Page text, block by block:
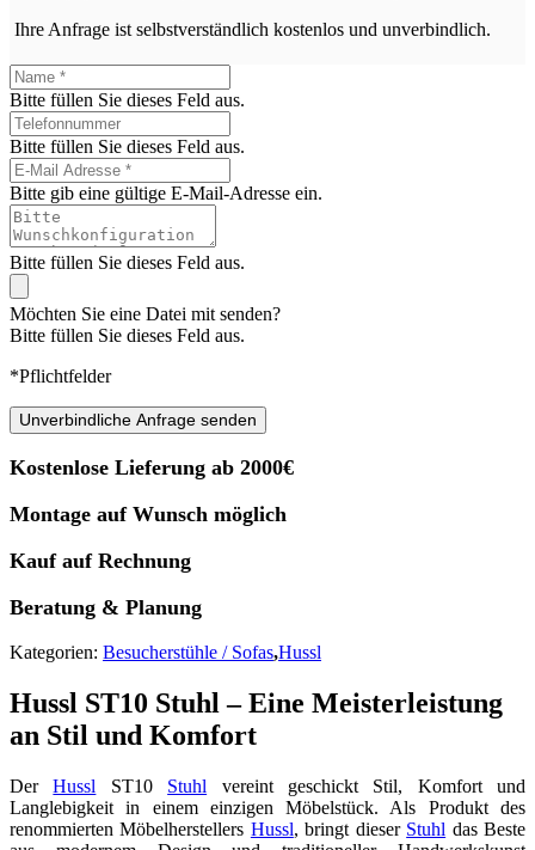
Ihre Anfrage ist selbstverständlich kostenlos und unverbindlich.
Bitte füllen Sie dieses Feld aus.
Bitte füllen Sie dieses Feld aus.
Bitte gib eine gültige E-Mail-Adresse ein.
Bitte füllen Sie dieses Feld aus.
Möchten Sie eine Datei mit senden?
Bitte füllen Sie dieses Feld aus.
*Pflichtfelder
Unverbindliche Anfrage senden
Kostenlose Lieferung ab 2000€
Montage auf Wunsch möglich
Kauf auf Rechnung
Beratung & Planung
Kategorien: Besucherstühle / Sofas,Hussl
Hussl ST10 Stuhl – Eine Meisterleistung
an Stil und Komfort
DerHussl ST10 Stuhl vereint geschickt Stil, Komfort und
Langlebigkeit in einem einzigen Möbelstück. Als Produkt des
renommierten Möbelherstellers Hussl, bringt dieser Stuhl das Beste